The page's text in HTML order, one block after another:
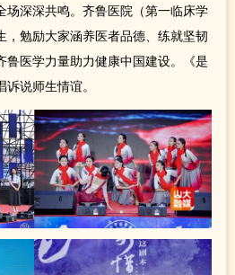
场深深共鸣。齐鲁医院（第一临床学
，勉励大家涵养医者品德、练就坚韧
鲁医学力量助力健康中国建设。《是
说师生情谊。